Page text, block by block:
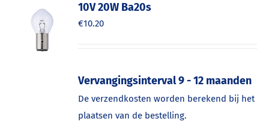
10V 20W Ba20s
€10.20
Vervangingsinterval 9 - 12 maanden
De verzendkosten worden berekend bij het
plaatsen van de bestelling.